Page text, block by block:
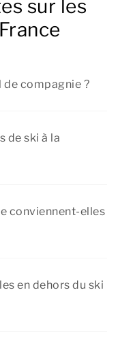
sur les
de compagnie ?
de ski à la
conviennent-elles
en dehors du ski